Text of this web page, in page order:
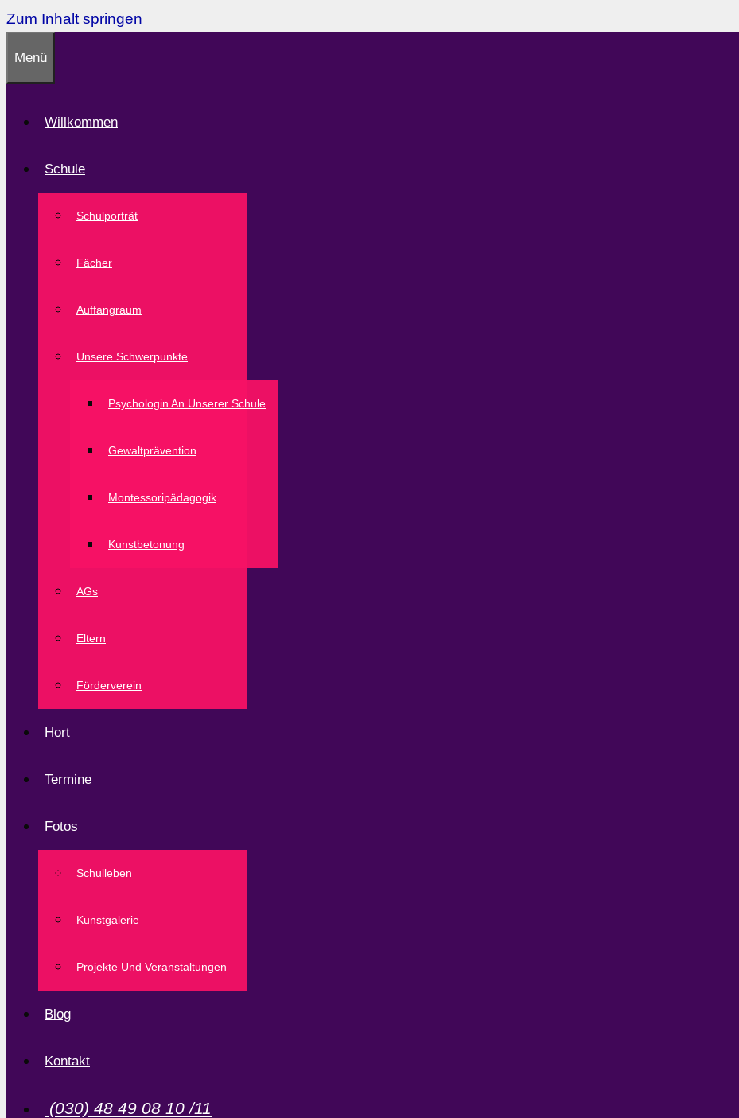
Zum Inhalt springen
Menü
Willkommen
Schule
Schulporträt
Fächer
Auffangraum
Unsere Schwerpunkte
Psychologin An Unserer Schule
Gewaltprävention
Montessoripädagogik
Kunstbetonung
AGs
Eltern
Förderverein
Hort
Termine
Fotos
Schulleben
Kunstgalerie
Projekte Und Veranstaltungen
Blog
Kontakt
(030) 48 49 08 10 /11